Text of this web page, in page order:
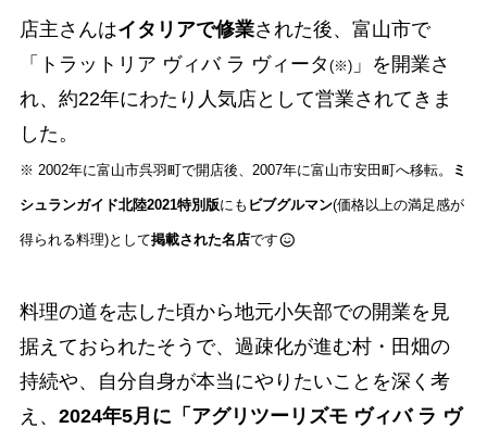
店主さんはイタリアで修業された後、富山市で
「トラットリア ヴィバ ラ ヴィータ (※)」を開業さ
れ、約22年にわたり人気店として営業されてきま
した。
※ 2002年に富山市呉羽町で開店後、2007年に富山市安田町へ移転。 ミ
シュランガイド北陸2021特別版にも ビブグルマン(価格以上の満足感が
得られる料理)として掲載された名店です
料理の道を志した頃から地元小矢部での開業を見
据えておられたそうで、過疎化が進む村・田畑の
持続や、自分自身が本当にやりたいことを深く考
え、 2024年5月に「アグリツーリズモ ヴィバ ラ ヴ